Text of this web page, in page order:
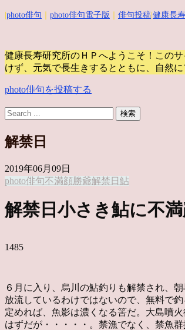
photo俳句 photo俳句電子版 俳句投稿 健康長
健康長寿研究所のＨＰへようこそ！この
けず、元気で長生きするとともに、自然
photo俳句を投稿する
解禁日
2019年06月09日
photo俳句不満顔勝爺解禁日 鮎
解禁日小さき鮎に不
1485
６月に入り、烏川の鮎釣りも解禁され、
放流しているわけではないので、無料で
定めれば、魚影は濃くなる筈だ。大島噴
はずだが・・・・・。禁漁でなく、禁魚